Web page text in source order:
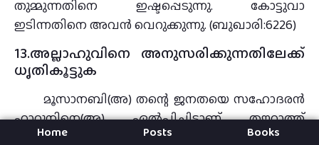
തുമ്മുന്നതിനെ ഇഷ്ടപ്പെടുന്നു. കോട്ടുവാ
ഇടിന്നതിനെ അവന്‍ വെറുക്കുന്നു. (ബുഖാരി:6226)
13.അല്ലാഹുവിനെ അനുസരിക്കുന്നതിലേക്ക്
ധൃതികൂട്ടുക
മൂസാനബി(അ) തന്റെ ജനതയെ സഹോദരന്‍
ഹാറൂനിനെ(അ) ഏല്‍പിച്ചിട്ടാണ് തൗറാത്ത്
സ്വീകരിക്കാനായി സീനാപര്‍വതത്തിലേക്ക്
Home Posts Books